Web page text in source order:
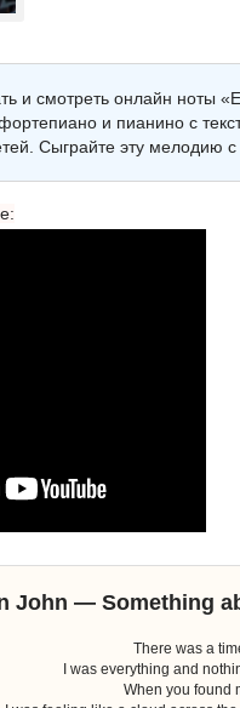
и смотреть онлайн ноты
и пианино с
Сыграйте эту мелодию
John — Something
There was a
I was everything and
When you found